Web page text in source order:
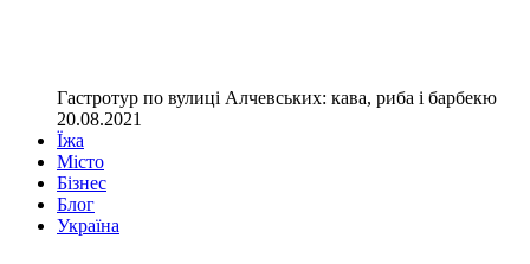
Гастротур по вулиці Алчевських: кава, риба і барбекю
20.08.2021
Їжа
Місто
Бізнес
Блог
Україна